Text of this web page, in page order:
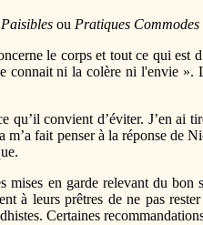
ou Pratiques Commodes
le corps et tout ce qui est
ni la colère ni l'envie ».
qu’il convient d’éviter. J’en ai
m’a fait penser à la réponse de
mises en garde relevant du
à leurs prêtres de ne pas
Certaines